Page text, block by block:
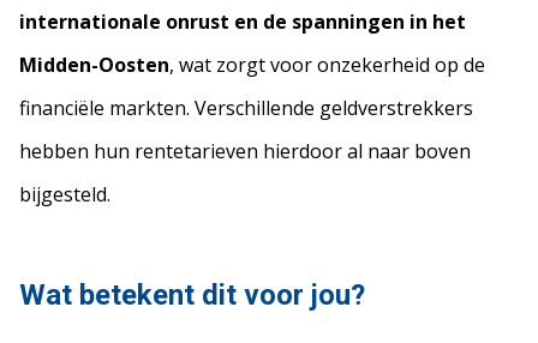
internationale onrust en de spanningen in het
Midden-Oosten, wat zorgt voor onzekerheid op de
financiële markten. Verschillende geldverstrekkers
hebben hun rentetarieven hierdoor al naar boven
bijgesteld.
Wat betekent dit voor jou?